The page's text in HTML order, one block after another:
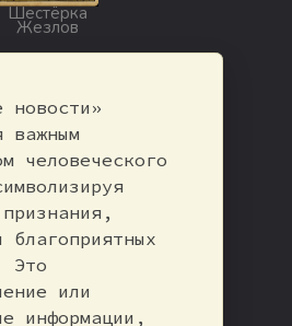
Шестёрка
Жезлов
новости»
важным
человеческого
благоприятных
Это
или
информации,